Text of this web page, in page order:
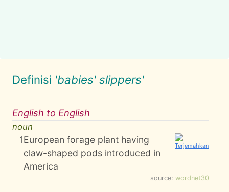
Definisi 'babies' slippers'
English to English
noun
1European forage plant having
claw-shaped pods introduced in
America
source: wordnet30